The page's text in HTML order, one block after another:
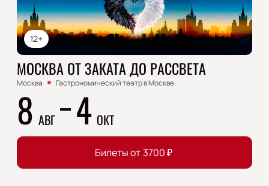
12+
МОСКВА ОТ ЗАКАТА ДО РАССВЕТА
Москва Гастрономический театр в Москве
8 АВГ 4 ОКТ
Билеты от 3700₽